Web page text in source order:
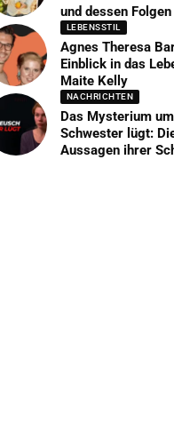
und dessen Folgen
LEBENSSTIL
Agnes Theresa
Einblick in das
Maite Kelly
NACHRICHTEN
Das Mysterium
Schwester lügt:
Aussagen ihrer